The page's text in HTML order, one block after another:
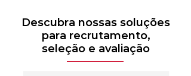
Descubra nossas soluções
para recrutamento,
seleção e avaliação